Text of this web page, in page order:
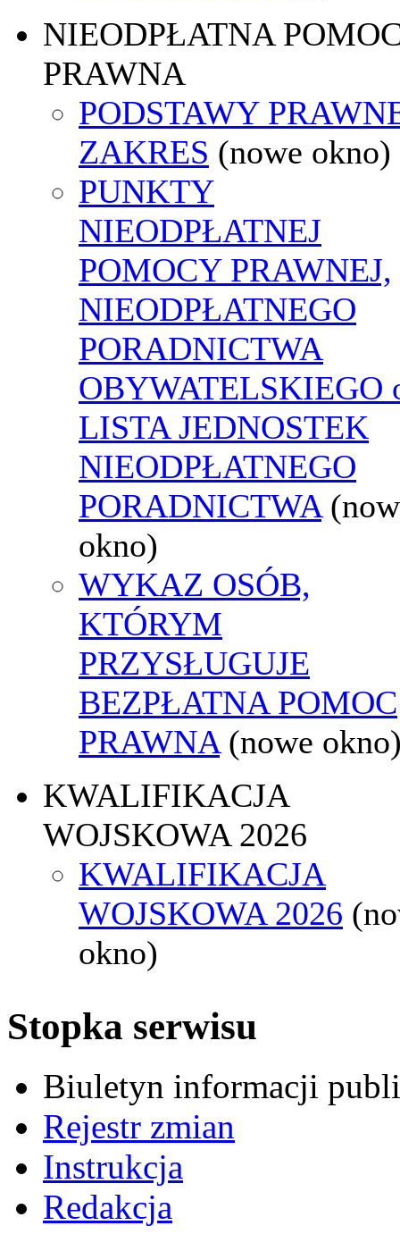
NIEODPŁATNA
PRAWNA
PODSTAWY
ZAKRES (nowe okno)
PUNKTY
NIEODPŁATNEJ
POMOCY PRAWNEJ,
NIEODPŁATNEGO
PORADNICTWA
OBYWATELSKIEGO
LISTA JEDNOSTEK
NIEODPŁATNEGO
PORADNICTWA
okno)
WYKAZ OSÓB,
KTÓRYM
PRZYSŁUGUJE
BEZPŁATNA POMOC
PRAWNA (nowe
KWALIFIKACJA
WOJSKOWA 2026
KWALIFIKACJA
WOJSKOWA 2026
okno)
Stopka serwisu
Biuletyn informacji
Rejestr zmian
Instrukcja
Redakcja